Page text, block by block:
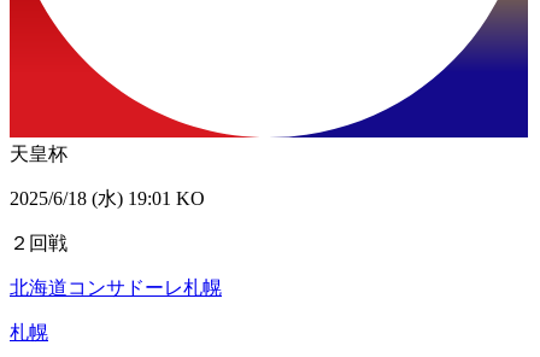
天皇杯
2025/6/18 (水) 19:01 KO
２回戦
北海道コンサドーレ札幌
札幌